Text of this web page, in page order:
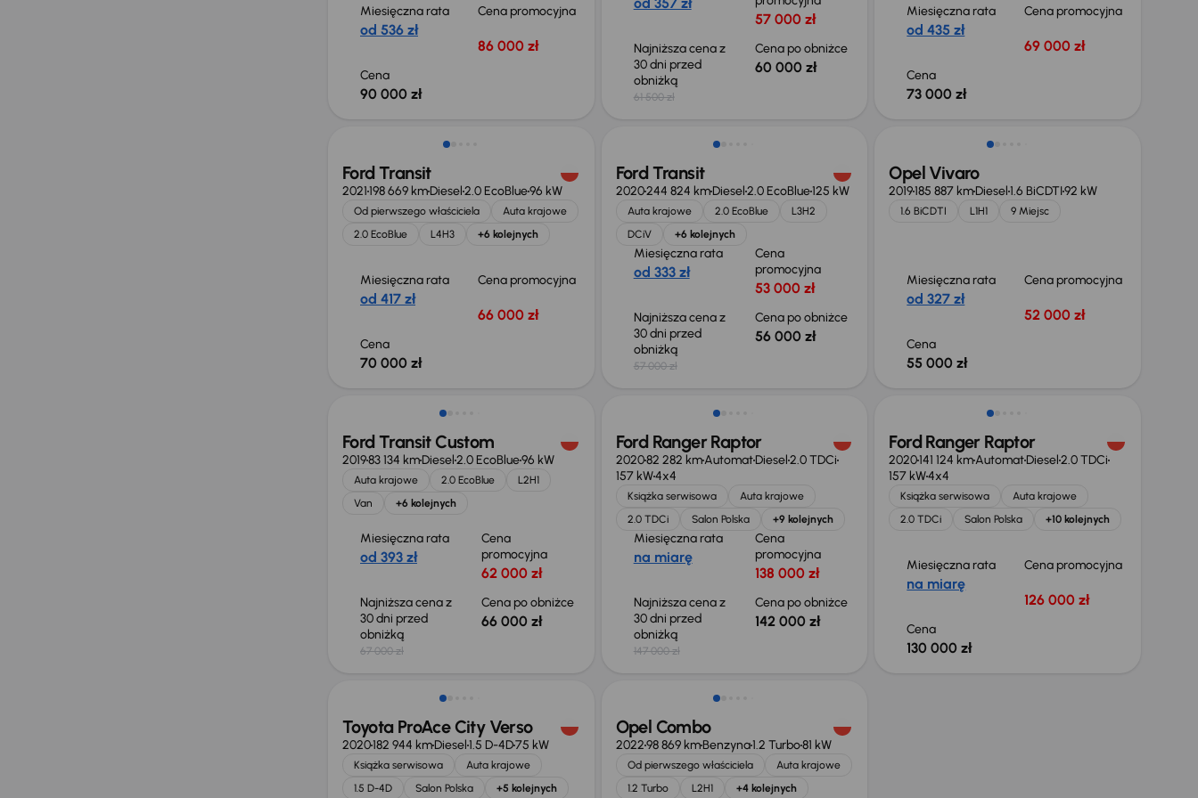
Miesięczna rata
od 536 zł
Cena promocyjna
86 000 zł
Cena
90 000 zł
57 000 zł
Najniższa cena z
30 dni przed
obniżką
61 500 zł
Cena po obniżce
60 000 zł
Miesięczna rata
od 435 zł
Cena promocyjna
69 000 zł
Cena
73 000 zł
Ford Transit
2021198 669 kmDiesel2.0 EcoBlue96 kW
Od pierwszego właściciela
Auta krajowe
2.0 EcoBlue
L4H3 +6 kolejnych
Miesięczna rata
od 417 zł
Cena promocyjna
66 000 zł
Cena
70 000 zł
Taniej o 1 000 zł
Ford Transit
2020244 824 kmDiesel2.0 EcoBlue125 kW
Auta krajowe 2.0 EcoBlue
L3H2
DCiV
+6 kolejnych
Miesięczna rata
od 333 zł
Cena
promocyjna
53 000 zł
Najniższa cena z
30 dni przed
obniżką
57 000 zł
Cena po obniżce
56 000 zł
Opel Vivaro
2019185 887 kmDiesel1.6 BiCDTI92 kW
1.6 BiCDTI L1H1 9 Miejsc
Miesięczna rata
od 327 zł
Cena promocyjna
52 000 zł
Cena
55 000 zł
Ford Transit Custom
201983 134 kmDiesel2.0 EcoBlue96 kW
Auta krajowe 2.0 EcoBlue
L2H1
Van
+6 kolejnych
Miesięczna rata
od 393 zł
Cena
promocyjna
62 000 zł
Najniższa cena z
30 dni przed
obniżką
67 000 zł
Cena po obniżce
66 000 zł
Taniej o 5 000 zł
Ford Ranger Raptor
202082 282 kmAutomatDiesel2.0 TDCi
157 kW4x4
Książka serwisowa
Auta krajowe
2.0 TDCi
Salon Polska +9 kolejnych
Miesięczna rata
na miarę
Cena
promocyjna
138 000 zł
Najniższa cena z
30 dni przed
obniżką
147 000 zł
Cena po obniżce
142 000 zł
Możliwość odliczenia VAT
Ford Ranger Raptor
2020141 124 kmAutomatDiesel2.0 TDCi
157 kW4x4
Książka serwisowa
Auta krajowe
2.0 TDCi
Salon Polska +10 kolejnych
Miesięczna rata
na miarę
Cena promocyjna
126 000 zł
Cena
130 000 zł
Taniej o 2 000 zł
Toyota ProAce City Verso
2020182 944 kmDiesel1.5 D-4D75 kW
Książka serwisowa
Auta krajowe
1.5 D-4D
Salon Polska +5 kolejnych
Możliwość odliczenia VAT
Opel Combo
202298 869 kmBenzyna1.2 Turbo81 kW
Od pierwszego właściciela
Auta krajowe
1.2 Turbo
L2H1 +4 kolejnych